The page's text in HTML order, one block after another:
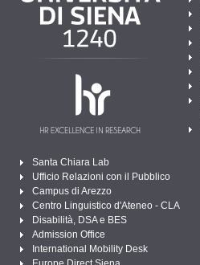
Santa Chiara Lab
Ufficio Relazioni con il Pubblico
Campus di Arezzo
Centro Linguistico d'Ateneo - CLA
Disabilità, DSA e BES
Admission Office
International Mobility Desk